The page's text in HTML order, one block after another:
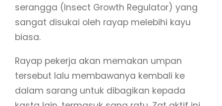
serangga (Insect Growth Regulator) yang
sangat disukai oleh rayap melebihi kayu
biasa.
Rayap pekerja akan memakan umpan
tersebut lalu membawanya kembali ke
dalam sarang untuk dibagikan kepada